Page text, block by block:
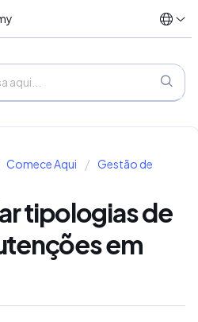
Comece Aqui
Gestão de
tipologias de
em